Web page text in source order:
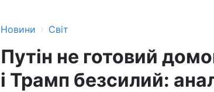
Новини › Світ
Путін не готовий
і Трамп безсилий: